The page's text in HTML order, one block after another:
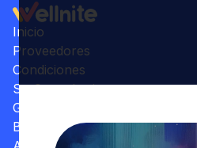
Inicio
Proveedores
Condiciones
Su Consultorio
Galería
Beneficios